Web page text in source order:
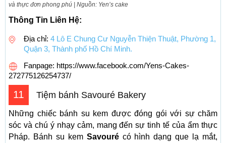
và thực đơn phong phú | Nguồn: Yen’s cake
Thông Tin Liên Hệ:
Địa chỉ: 4 Lô E Chung Cư Nguyễn Thiện Thuật, Phường 1,
Quận 3, Thành phố Hồ Chí Minh.
Fanpage: https://www.facebook.com/Yens-Cakes-
272775126254737/
11 Tiệm bánh Savouré Bakery
Những chiếc bánh su kem được đóng gói với sự chăm
sóc và chú ý nhạy cảm, mang đến sự tinh tế của ẩm thực
Pháp. Bánh su kem Savourécó hình dạng que lạ mắt,